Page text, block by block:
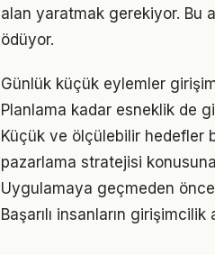
alan yaratmak gerekiyor. Bu
ödüyor.
Günlük küçük eylemler
Planlama kadar esneklik de
Küçük ve ölçülebilir hedefler
pazarlama stratejisi
Uygulamaya geçmeden önce
Başarılı insanların